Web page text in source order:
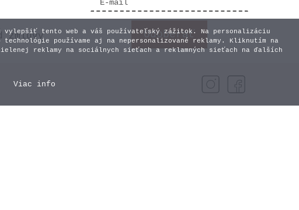
Typ 7
€
Pásik na obálku -
Iniciálky - Typ 6
0,45 €
zmluvy
vylepšiť tento web a váš používateľský zážitok. Na personalizáciu
používame aj na nepersonalizované reklamy. Kliknutím na
reklamy na sociálnych sieťach a reklamných sieťach na ďalších
Viac info